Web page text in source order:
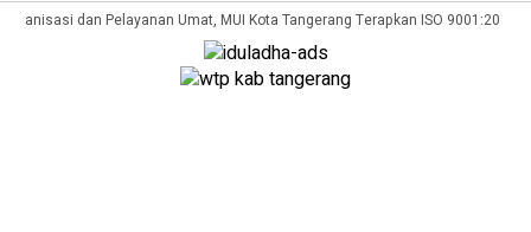
dan Pelayanan Umat, MUI Kota Tangerang Terapkan ISO 9001:2015